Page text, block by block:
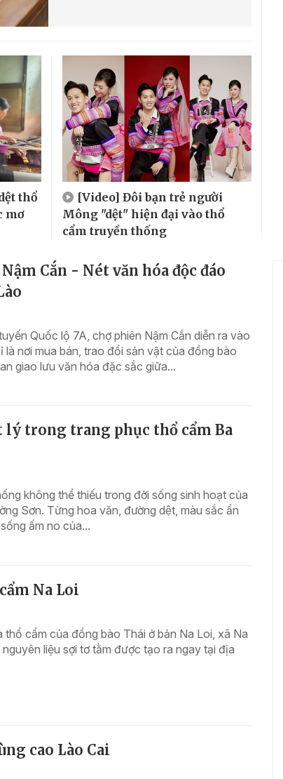
thổ
mơ
[Video] Đôi bạn trẻ người
Mông "dệt" hiện đại vào thổ
cẩm truyền thống
Cắn - Nét văn hóa độc đáo
Quốc lộ 7A, chợ phiên Nậm Cắn diễn ra vào
là nơi mua bán, trao đổi sản vật của đồng bào
giao lưu văn hóa đặc sắc giữa...
lý trong trang phục thổ cẩm Ba
không thể thiếu trong đời sống sinh hoạt của
Sơn. Từng hoa văn, đường dệt, màu sắc ẩn
ấm no của...
Na Loi
cẩm của đồng bào Thái ở bản Na Loi, xã Na
liệu sợi tơ tằm được tạo ra ngay tại địa
cao Lào Cai